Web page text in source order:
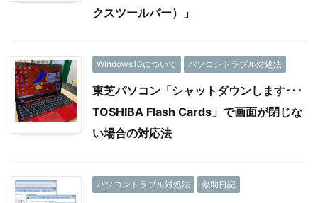
クスツールバー）」
Windows10について パソコントラブル対処法
東芝パソコン「シャットダウンします･･･
TOSHIBA Flash Cards」で画面が閉じな
い場合の対応法
パソコントラブル対処法 救助日記